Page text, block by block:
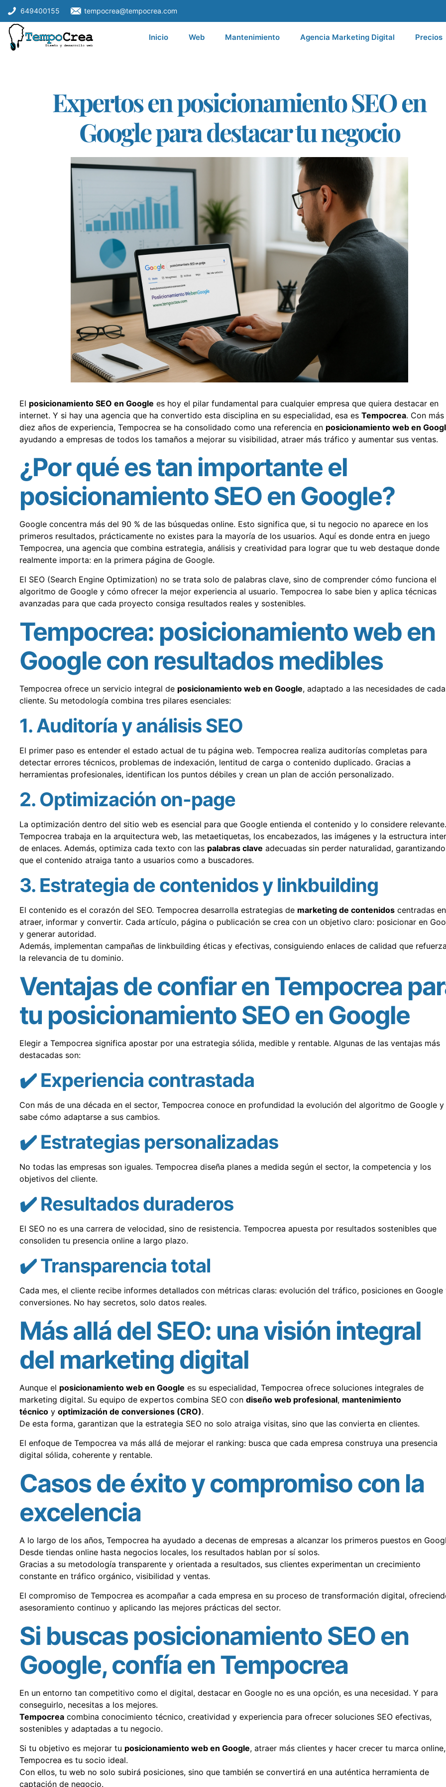
649400155 tempocrea@tempocrea.com
Inicio Web Mantenimiento Agencia Marketing Digital Precios
Expertos en posicionamiento SEO en
Google para destacar tu negocio
El posicionamiento SEO en Google es hoy el pilar fundamental para cualquier empresa que quiera destacar en
internet. Y si hay una agencia que ha convertido esta disciplina en su especialidad, esa es Tempocrea. Con más
diez años de experiencia, Tempocrea se ha consolidado como una referencia en posicionamiento web en
ayudando a empresas de todos los tamaños a mejorar su visibilidad, atraer más tráfico y aumentar sus ventas.
¿Por qué es tan importante el
posicionamiento SEO en Google?
Google concentra más del 90 % de las búsquedas online. Esto significa que, si tu negocio no aparece en los
primeros resultados, prácticamente no existes para la mayoría de los usuarios. Aquí es donde entra en juego
Tempocrea, una agencia que combina estrategia, análisis y creatividad para lograr que tu web destaque donde
realmente importa: en la primera página de Google.
El SEO (Search Engine Optimization) no se trata solo de palabras clave, sino de comprender cómo funciona el
algoritmo de Google y cómo ofrecer la mejor experiencia al usuario. Tempocrea lo sabe bien y aplica técnicas
avanzadas para que cada proyecto consiga resultados reales y sostenibles.
Tempocrea: posicionamiento web en
Google con resultados medibles
Tempocrea ofrece un servicio integral de posicionamiento web en Google, adaptado a las necesidades de cada
cliente. Su metodología combina tres pilares esenciales:
1. Auditoría y análisis SEO
El primer paso es entender el estado actual de tu página web. Tempocrea realiza auditorías completas para
detectar errores técnicos, problemas de indexación, lentitud de carga o contenido duplicado. Gracias a
herramientas profesionales, identifican los puntos débiles y crean un plan de acción personalizado.
2. Optimización on-page
La optimización dentro del sitio web es esencial para que Google entienda el contenido y lo considere relevante.
Tempocrea trabaja en la arquitectura web, las metaetiquetas, los encabezados, las imágenes y la estructura
de enlaces. Además, optimiza cada texto con las palabras clave adecuadas sin perder naturalidad, garantizando
que el contenido atraiga tanto a usuarios como a buscadores.
3. Estrategia de contenidos y linkbuilding
El contenido es el corazón del SEO. Tempocrea desarrolla estrategias de marketing de contenidoscentradas en
atraer, informar y convertir. Cada artículo, página o publicación se crea con un objetivo claro: posicionar en
y generar autoridad.
Además, implementan campañas de linkbuilding éticas y efectivas, consiguiendo enlaces de calidad que
la relevancia de tu dominio.
Ventajas de confiar en Tempocrea
tu posicionamiento SEO en Google
Elegir a Tempocrea significa apostar por una estrategia sólida, medible y rentable. Algunas de las ventajas más
destacadas son:
✔️ Experiencia contrastada
Con más de una década en el sector, Tempocrea conoce en profundidad la evolución del algoritmo de Google y
sabe cómo adaptarse a sus cambios.
✔️ Estrategias personalizadas
No todas las empresas son iguales. Tempocrea diseña planes a medida según el sector, la competencia y los
objetivos del cliente.
✔️ Resultados duraderos
El SEO no es una carrera de velocidad, sino de resistencia. Tempocrea apuesta por resultados sostenibles que
consoliden tu presencia online a largo plazo.
✔️ Transparencia total
Cada mes, el cliente recibe informes detallados con métricas claras: evolución del tráfico, posiciones en Google
conversiones. No hay secretos, solo datos reales.
Más allá del SEO: una visión integral
del marketing digital
Aunque el posicionamiento web en Google es su especialidad, Tempocrea ofrece soluciones integrales de
marketing digital. Su equipo de expertos combina SEO con diseño web profesional, mantenimiento
técnicoy optimización de conversiones (CRO).
De esta forma, garantizan que la estrategia SEO no solo atraiga visitas, sino que las convierta en clientes.
El enfoque de Tempocrea va más allá de mejorar el ranking: busca que cada empresa construya una presencia
digital sólida, coherente y rentable.
Casos de éxito y compromiso con la
excelencia
A lo largo de los años, Tempocrea ha ayudado a decenas de empresas a alcanzar los primeros puestos en
Desde tiendas online hasta negocios locales, los resultados hablan por sí solos.
Gracias a su metodología transparente y orientada a resultados, sus clientes experimentan un crecimiento
constante en tráfico orgánico, visibilidad y ventas.
El compromiso de Tempocrea es acompañar a cada empresa en su proceso de transformación digital,
asesoramiento continuo y aplicando las mejores prácticas del sector.
Si buscas posicionamiento SEO en
Google, confía en Tempocrea
En un entorno tan competitivo como el digital, destacar en Google no es una opción, es una necesidad. Y para
conseguirlo, necesitas a los mejores.
Tempocreacombina conocimiento técnico, creatividad y experiencia para ofrecer soluciones SEO efectivas,
sostenibles y adaptadas a tu negocio.
Si tu objetivo es mejorar tu posicionamiento web en Google, atraer más clientes y hacer crecer tu marca online,
Tempocrea es tu socio ideal.
Con ellos, tu web no solo subirá posiciones, sino que también se convertirá en una auténtica herramienta de
captación de negocio.